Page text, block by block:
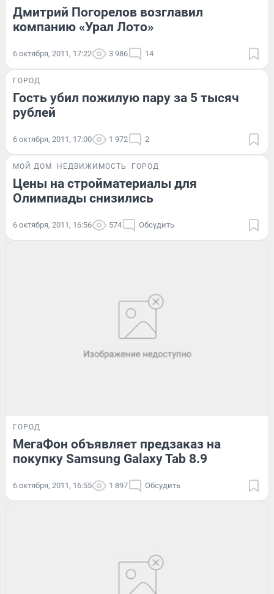
Дмитрий Погорелов возглавил
компанию «Урал Лото»
6 октября, 2011, 17:22 3 986 14
ГОРОД
Гость убил пожилую пару за 5 тысяч
рублей
6 октября, 2011, 17:00 1 972 2
МОЙ ДОМ НЕДВИЖИМОСТЬ ГОРОД
Цены на стройматериалы для
Олимпиады снизились
6 октября, 2011, 16:56 574 Обсудить
ГОРОД
МегаФон объявляет предзаказ на
покупку Samsung Galaxy Tab 8.9
6 октября, 2011, 16:55 1 897 Обсудить